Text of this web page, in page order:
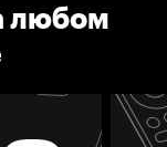
любом